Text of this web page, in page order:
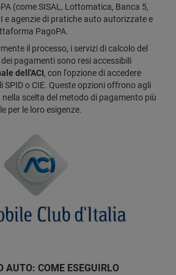
(come SISAL, Lottomatica, Banca 5,
e agenzie di pratiche auto autorizzate e
PagoPA.
il processo, i servizi di calcolo del
pagamenti sono resi accessibili
dell'ACI, con l'opzione di accedere
SPID o CIE. Queste opzioni offrono agli
scelta del metodo di pagamento più
per le loro esigenze.
AUTO: COME ESEGUIRLO